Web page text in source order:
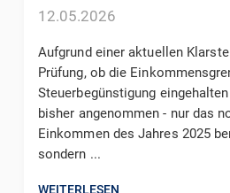
12.05.2026
Aufgrund einer aktuellen
Prüfung, ob die
Steuerbegünstigung
bisher angenommen - nur das
Einkommen des Jahres 2025
sondern ...
WEITERLESEN